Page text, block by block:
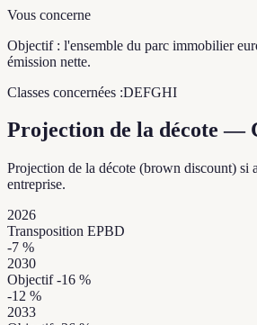
Vous concerne
Objectif : l'ensemble du parc immobilier
émission nette.
Classes concernées :DEFGHI
Projection de la décote —
Projection de la décote (brown discount) si
entreprise.
2026
Transposition EPBD
-7 %
2030
Objectif -16 %
-12 %
2033